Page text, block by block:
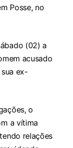
Posse, no
(02) a
acusado
ex-
o
a vítima
relações